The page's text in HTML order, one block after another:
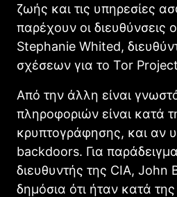
ζωής και τις υπηρεσίες
παρέχουν οι διευθύνσεις
Stephanie Whited,
σχέσεων για το Tor
Από την άλλη είναι
πληροφοριών είναι κατά
κρυπτογράφησης, και αν
backdoors. Για
διευθυντής της CIΑ, John
δημόσια ότι ήταν κατά